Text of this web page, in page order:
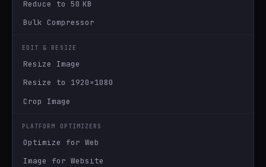
Reduce to 50 KB
Bulk Compressor
EDIT & RESIZE
Resize Image
Resize to 1920×1080
Crop Image
PLATFORM OPTIMIZERS
Optimize for Web
Image for Website